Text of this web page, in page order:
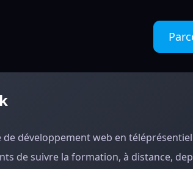
de développement web en
de suivre la formation, à distance,